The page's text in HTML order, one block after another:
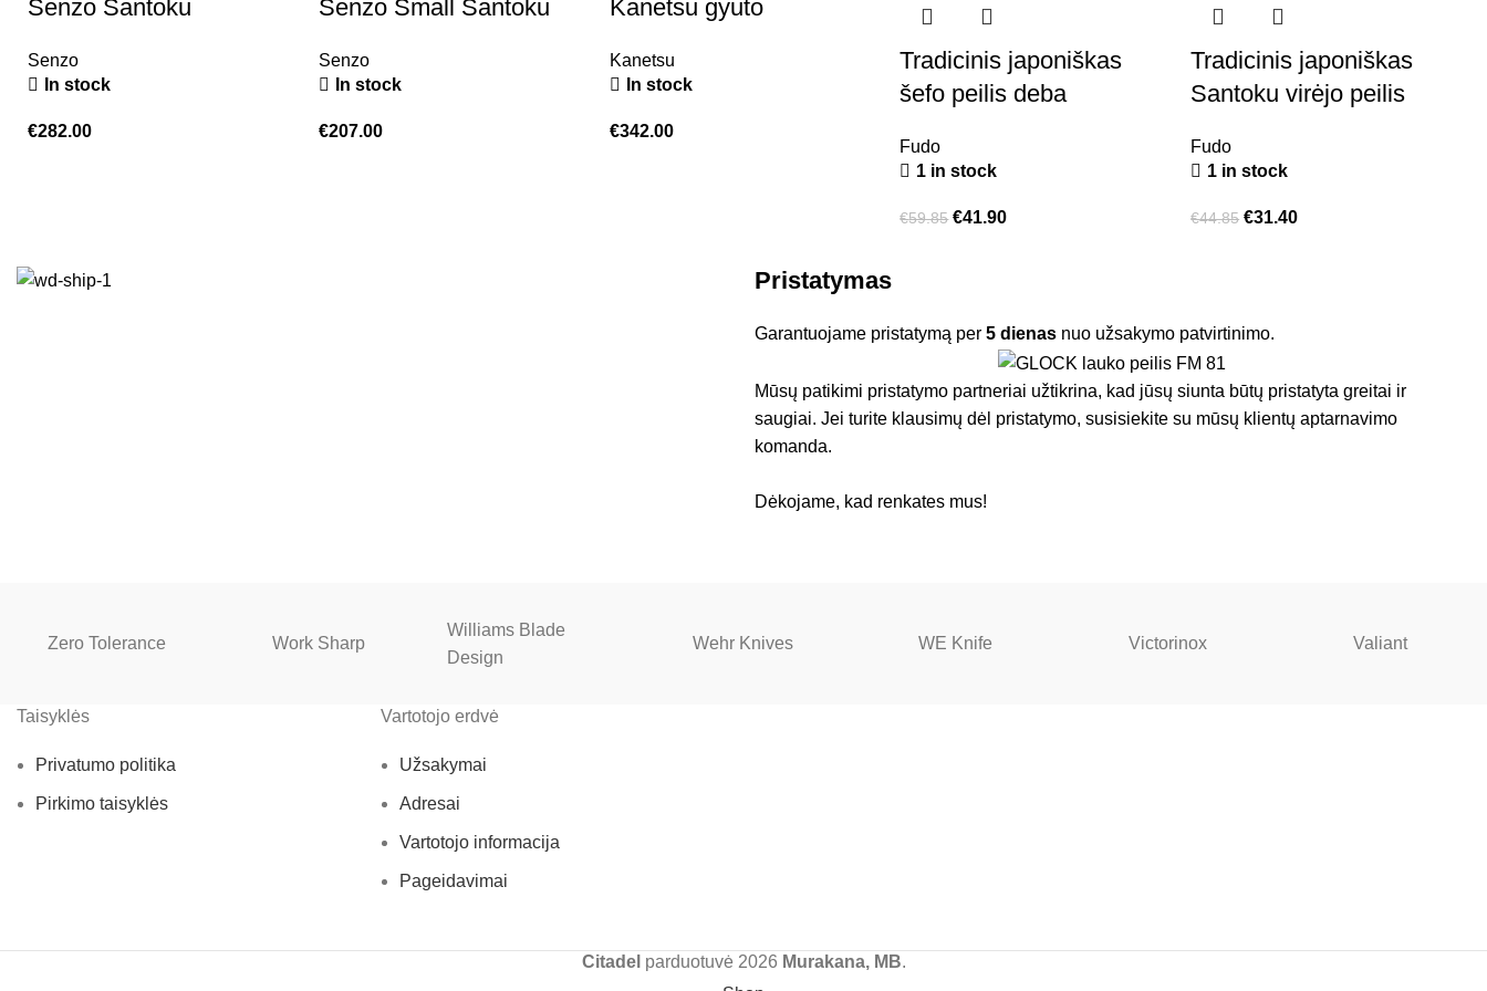
Senzo Santoku
Senzo
In stock
€282.00
Senzo Small Santoku
Senzo
In stock
€207.00
Kanetsu gyuto
Kanetsu
In stock
€342.00
Tradicinis japoniškas
šefo peilis deba
Fudo
1 in stock
€59.85 €41.90
Tradicinis japoniškas
Santoku virėjo peilis
Fudo
1 in stock
€44.85 €31.40
Pristatymas
Garantuojame pristatymą per 5 dienas nuo užsakymo patvirtinimo.
Mūsų patikimi pristatymo partneriai užtikrina, kad jūsų siunta būtų pristatyta greitai ir
saugiai. Jei turite klausimų dėl pristatymo, susisiekite su mūsų klientų aptarnavimo
komanda.
Dėkojame, kad renkates mus!
Zero Tolerance Work Sharp
Williams Blade
Design
Wehr Knives WE Knife Victorinox Valiant
Taisyklės
Privatumo politika
Pirkimo taisyklės
Vartotojo erdvė
Užsakymai
Adresai
Vartotojo informacija
Pageidavimai
Citadel parduotuvė 2026 Murakana, MB.